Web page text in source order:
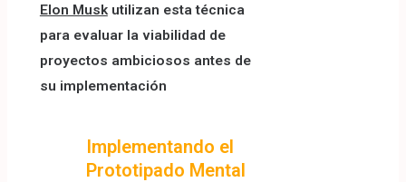
Elon Muskutilizan esta técnica
para evaluar la viabilidad de
proyectos ambiciosos antes de
su implementación
Implementando el
Prototipado Mental